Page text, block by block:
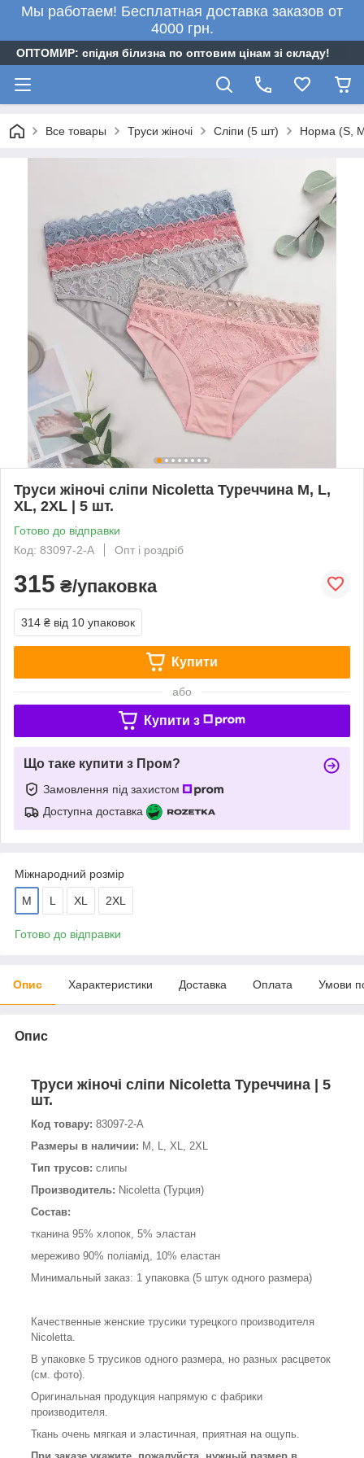
Мы работаем! Бесплатная доставка заказов от
4000 грн.
ОПТОМИР: спідня білизна по оптовим цінам зі складу!
Все товары Труси жіночі Сліпи (5 шт) Норма (S,
Труси жіночі сліпи Nicoletta Туреччина M, L,
XL, 2XL | 5 шт.
Готово до відправки
Код: 83097-2-A
Опт і роздріб
315 ₴/упаковка
314 ₴ від 10 упаковок
Купити
або
Купити з
Що таке купити з Пром?
Замовлення під захистом
Доступна доставка
Міжнародний розмір
M L XL 2XL
Готово до відправки
Опис Характеристики Доставка Оплата Умови
Опис
Труси жіночі сліпи Nicoletta Туреччина | 5
шт.
Код товару: 83097-2-A
Размеры в наличии: M, L, XL, 2XL
Тип трусов: слипы
Производитель: Nicoletta (Турция)
Состав:
тканина 95% хлопок, 5% эластан
мереживо 90% поліамід, 10% еластан
Минимальный заказ: 1 упаковка (5 штук одного размера)
Качественные женские трусики турецкого производителя
Nicoletta.
В упаковке 5 трусиков одного размера, но разных расцветок
(см. фото).
Оригинальная продукция напрямую с фабрики
производителя.
Ткань очень мягкая и эластичная, приятная на ощупь.